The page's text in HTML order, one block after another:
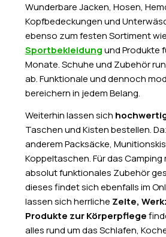
Wunderbare Jacken, Hosen,
Kopfbedeckungen und
ebenso zum festen Sortiment wie
Sportbekleidungund Produkte
Monate. Schuhe und Zubehör
ab. Funktionale und dennoch
bereichern in jedem Belang.
Weiterhin lassen sich
Taschen und Kisten bestellen.
anderem Packsäcke,
Koppeltaschen. Für das
absolut funktionales Zubehör
dieses findet sich ebenfalls im
lassen sich herrliche Zelte,
Produkte zur Körperpflege
alles rund um das Schlafen,